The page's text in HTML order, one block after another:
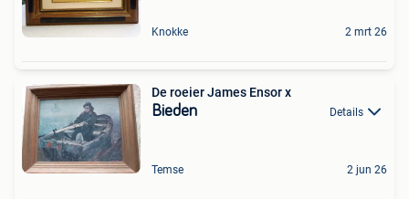
Knokke 2 mrt 26
De roeier James Ensor x
Bieden Details
Temse 2 jun 26